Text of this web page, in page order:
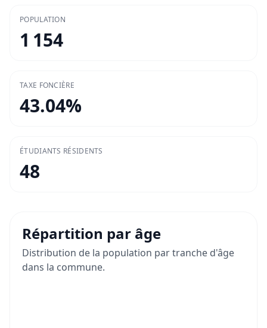
POPULATION
1 154
TAXE FONCIÈRE
43.04%
ÉTUDIANTS RÉSIDENTS
48
Répartition par âge
Distribution de la population par tranche d'âge
dans la commune.